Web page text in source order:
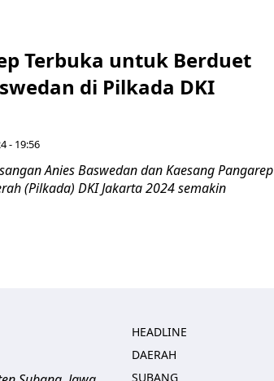
Terbuka untuk Berduet
di Pilkada DKI
- 19:56
Anies Baswedan dan Kaesang Pangarep
(Pilkada) DKI Jakarta 2024 semakin
HEADLINE
DAERAH
SUBANG